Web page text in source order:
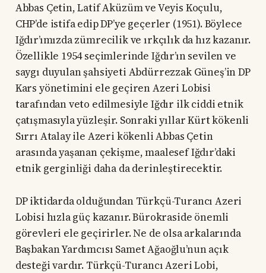
Abbas Çetin, Latif Aküzüm ve Veyis Koçulu,
CHP’de istifa edip DP’ye geçerler (1951). Böylece
Iğdır’ımızda zümrecilik ve ırkçılık da hız kazanır.
Özellikle 1954 seçimlerinde Iğdır’ın sevilen ve
saygı duyulan şahsiyeti Abdürrezzak Güneş’in DP
Kars yönetimini ele geçiren Azeri Lobisi
tarafından veto edilmesiyle Iğdır ilk ciddi etnik
çatışmasıyla yüzleşir. Sonraki yıllar Kürt kökenli
Sırrı Atalay ile Azeri kökenli Abbas Çetin
arasında yaşanan çekişme, maalesef Iğdır’daki
etnik gerginliği daha da derinleştirecektir.
DP iktidarda olduğundan Türkçü-Turancı Azeri
Lobisi hızla güç kazanır. Bürokraside önemli
görevleri ele geçirirler. Ne de olsa arkalarında
Başbakan Yardımcısı Samet Ağaoğlu’nun açık
desteği vardır. Türkçü-Turancı Azeri Lobi,